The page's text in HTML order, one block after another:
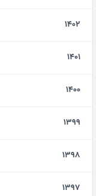
۱۴۰۲
۱۴۰۱
۱۴۰۰
۱۳۹۹
۱۳۹۸
۱۳۹۷